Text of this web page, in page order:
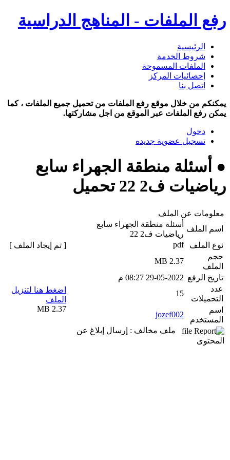
رفع الملفات - المناهج الدراسية
الرئيسية
شروط الخدمة
الملفات المسموحة
إحصائيات المركز
اتصل بنا
يمكنكم من خلال موقع رفع الملفات من تحميل جميع الملفات ، كما
يمكن رفع الملفات عبر الموقع من اجل مشاركتها.
دخول
تسجيل عضوية جديده
● أسئلة منطقة الجهراء سابع
رياضيات ف2 22 تحميل
معلومات عن الملف
اسم الملف
أسئلة منطقة الجهراء سابع
رياضيات ف2 22
نوع الملف
pdf
حجم
الملف
2.37 MB
تاريخ الرفع 29-05-2022 08:27 م
عدد
التحميلات
15
اسم
المستخدم
jozef002
ملف مخالف : إرسال إبلاغ عن
المحتوى
[ تم إيجاد الملف ]
اضغط هنا لتنزيل
الملف
2.37 MB